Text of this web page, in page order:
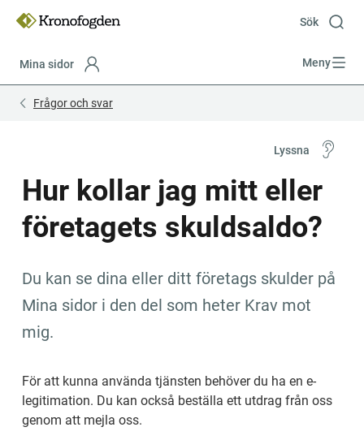
innehåll
Sök
Mina sidor Meny
Frågor och svar
Lyssna
Hur kollar jag mitt eller
företagets skuldsaldo?
Du kan se dina eller ditt företags skulder på
Mina sidor i den del som heter Krav mot
mig.
För att kunna använda tjänsten behöver du ha en e-
legitimation. Du kan också beställa ett utdrag från oss
genom att mejla oss.
start
end